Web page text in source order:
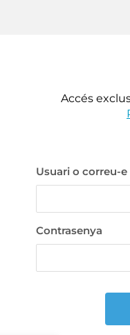
Accés
Usuari o correu-e
Contrasenya